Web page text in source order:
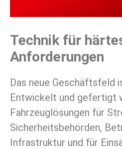
Technik für
Anforderungen
Das neue Geschäftsfeld
Entwickelt und gefertigt
Fahrzeuglösungen für
Sicherheitsbehörden,
Infrastruktur und für